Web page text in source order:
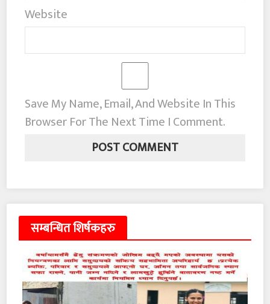
Website
Save My Name, Email, And Website In This
Browser For The Next Time I Comment.
सम्बन्धित शिर्षकहरु